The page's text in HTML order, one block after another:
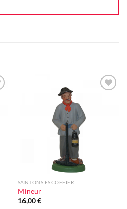
SANTONS ESCOFFIER
Mineur
16,00€